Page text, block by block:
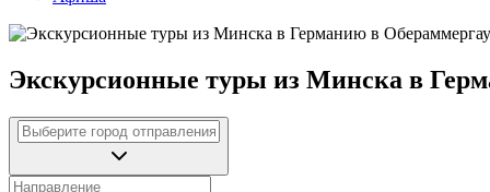
Экскурсионные туры из Минска в